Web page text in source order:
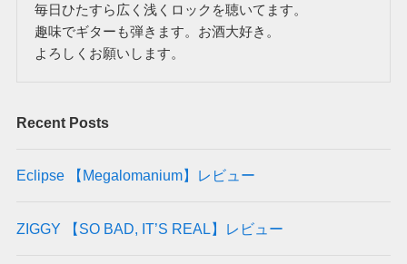
毎日ひたすら広く浅くロックを聴いてます。
趣味でギターも弾きます。お酒大好き。
よろしくお願いします。
Recent Posts
Eclipse 【Megalomanium】レビュー
ZIGGY 【SO BAD, IT’S REAL】レビュー